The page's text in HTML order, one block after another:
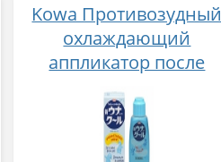
Kowa Противозудный
охлаждающий
аппликатор после
укусов насекомых 30 мл